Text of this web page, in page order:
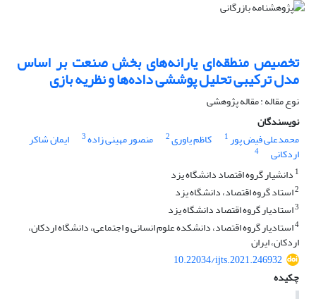
تخصیص منطقه‌ای یارانه‌های بخش صنعت بر اساس
مدل ترکیبی تحلیل پوششی داده‌ها و نظریه بازی
نوع مقاله : مقاله پژوهشی
نویسندگان
محمدعلی فیض پور1 کاظم یاوری2 منصور مهینی زاده3 ایمان شاکر
اردکانی
4
1 دانشیار گروه اقتصاد دانشگاه یزد
2استاد گروه اقتصاد، دانشگاه یزد
3استادیار گروه اقتصاد دانشگاه یزد
4استادیار گروه اقتصاد، دانشکده علوم انسانی و اجتماعی، دانشگاه اردکان،
اردکان، ایران
10.22034/ijts.2021.246932
چکیده